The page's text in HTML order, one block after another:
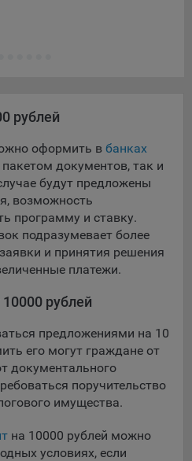
рублей
оформить в банках
документов, так и
будут предложены
возможность
программу и ставку.
подразумевает более
и принятия решения
платежи.
рублей
предложениями на 10
его могут граждане от
документального
поручительство
имущества.
на 10000 рублей можно
условиях, если